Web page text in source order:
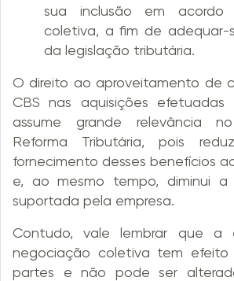
sua inclusão em acordo
coletiva, a fim de adequar-
da legislação tributária.
O direito ao aproveitamento de
CBS nas aquisições efetuadas
assume grande relevância
Reforma Tributária, pois
fornecimento desses benefícios
e, ao mesmo tempo, diminui a
suportada pela empresa.
Contudo, vale lembrar que a
negociação coletiva tem
partes e não pode ser